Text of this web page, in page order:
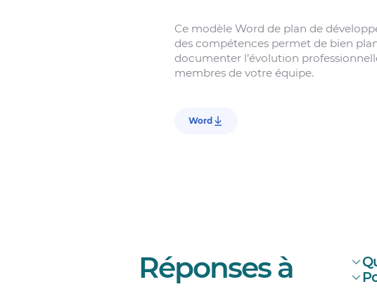
Ce modèle Word de plan de
des compétences permet de bien
documenter l’évolution
membres de votre équipe.
Word
Réponses à